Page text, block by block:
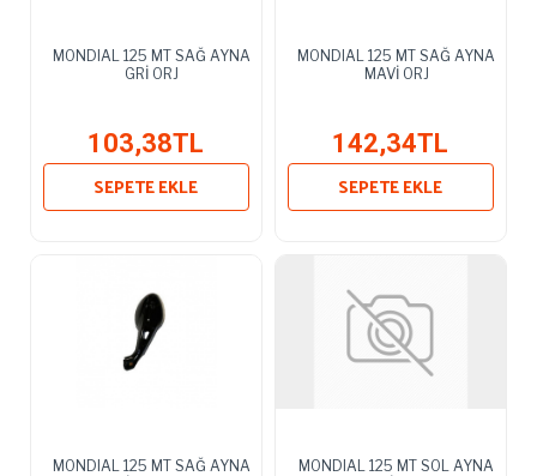
MONDIAL 125 MT SAĞ AYNA
GRİ ORJ
103,38TL
SEPETE EKLE
MONDIAL 125 MT SAĞ AYNA
MAVİ ORJ
142,34TL
SEPETE EKLE
MONDIAL 125 MT SAĞ AYNA
MONDIAL 125 MT SOL AYNA